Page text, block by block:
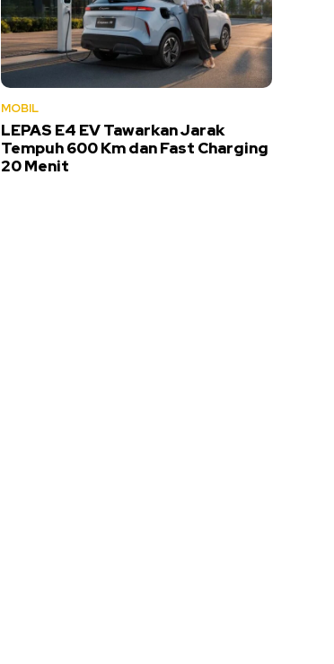
MOBIL
LEPAS E4 EV Tawarkan Jarak
Tempuh 600 Km dan Fast Charging
20 Menit